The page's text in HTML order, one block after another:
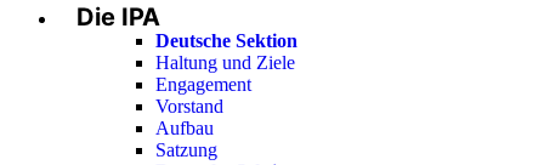
Menu
Die IPA
Deutsche Sektion
Haltung und Ziele
Engagement
Vorstand
Aufbau
Satzung